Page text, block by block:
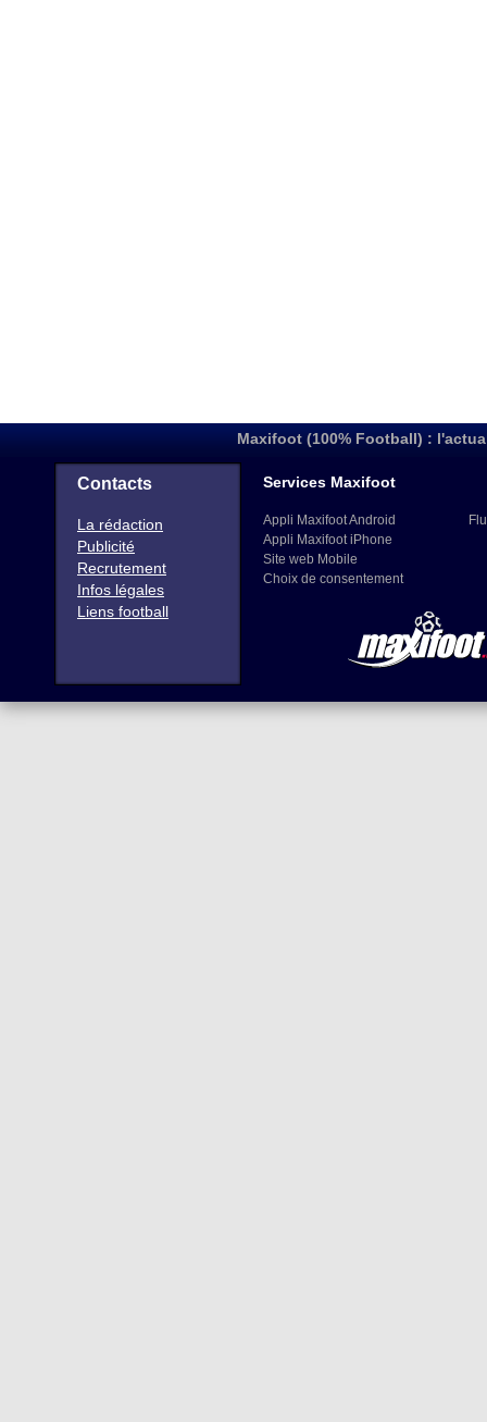
Maxifoot (100% Football) :
Contacts
La rédaction
Publicité
Recrutement
Infos légales
Liens football
Services Maxifoot
Appli Maxifoot Android
Appli Maxifoot iPhone
Site web Mobile
Choix de consentement